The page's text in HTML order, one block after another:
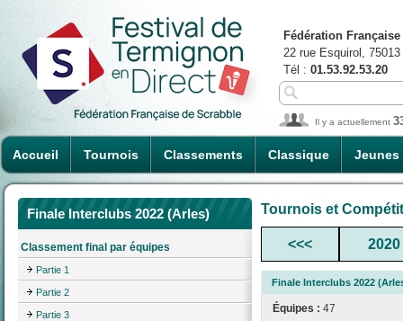
Accueil Tournois Classements Classique Jeunes
Fédération
22 rue Esquirol,
Tél : 01.53.92.53.20
Il y a actuellement
Finale Interclubs 2022 (Arles)
Classement final par équipes
Partie 1
Partie 2
Partie 3
Tournois et
<<< 2020
Finale Interclubs 2022
Équipes : 47